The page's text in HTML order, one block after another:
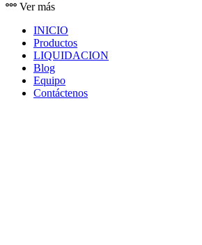
Ver más
INICIO
Productos
LIQUIDACION
Blog
Equipo
Contáctenos